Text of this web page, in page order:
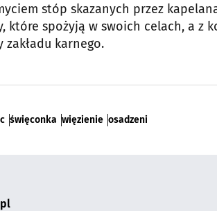
stóp skazanych przez
które spożyją w swoich celach, a z
karnego.
święconka więzienie osadzeni